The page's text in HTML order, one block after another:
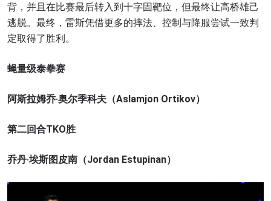
背，并且在比赛最后转入到十字固靶位，但最终让高桥雄己
逃脱。最终，雷斯凭借更多的摔法、控制与降服尝试一致判
定取得了胜利。
蝇量级泰拳赛
阿斯拉姆乔·奥尔季科夫（Aslamjon Ortikov）
第二回合TKO胜
乔丹·埃斯图皮南（Jordan Estupinan）